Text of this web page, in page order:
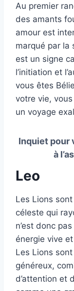
Au premier
des amants
amour est
marqué par la
est un signe
l’initiation et
vous êtes
votre vie,
un voyage
Inquiet pour
à
Leo
Les Lions
céleste qui
n’est donc
énergie vive
Les Lions
généreux,
d’attention et